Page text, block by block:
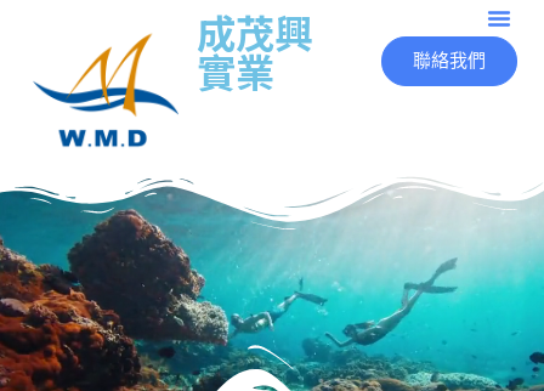
成茂興
實業 聯絡我們